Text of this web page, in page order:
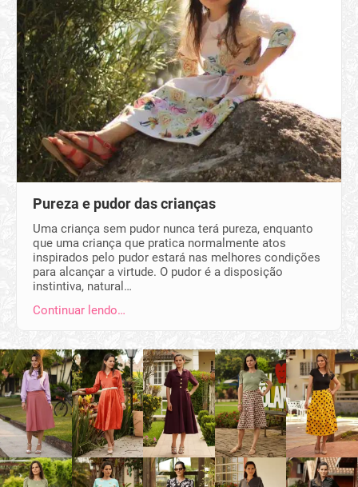
Pureza e pudor das crianças
Uma criança sem pudor nunca terá pureza, enquanto
que uma criança que pratica normalmente atos
inspirados pelo pudor estará nas melhores condições
para alcançar a virtude. O pudor é a disposição
instintiva, natural…
Continuar lendo…